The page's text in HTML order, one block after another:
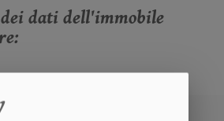
dati dell'immobile